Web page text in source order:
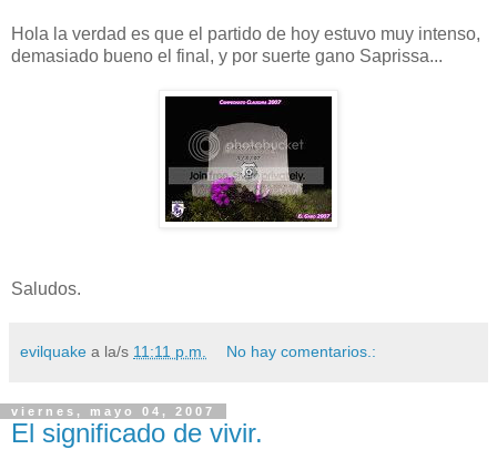
Hola la verdad es que el partido de hoy estuvo muy intenso,
demasiado bueno el final, y por suerte gano Saprissa...
Saludos.
evilquake a la/s 11:11 p.m. No hay comentarios.:
viernes, mayo 04, 2007
El significado de vivir.